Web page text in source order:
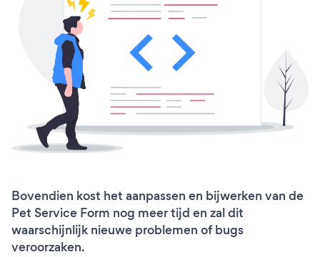
Bovendien kost het aanpassen en bijwerken van de
Pet Service Form nog meer tijd en zal dit
waarschijnlijk nieuwe problemen of bugs
veroorzaken.